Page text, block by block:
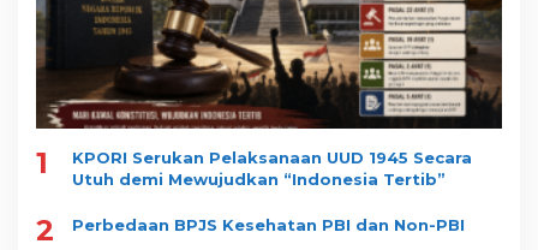
1
KPORI Serukan Pelaksanaan UUD 1945 Secara
Utuh demi Mewujudkan “Indonesia Tertib”
2 Perbedaan BPJS Kesehatan PBI dan Non-PBI